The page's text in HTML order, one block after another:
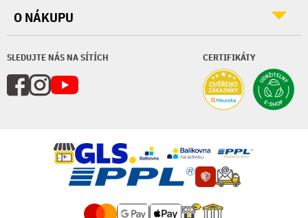
SLEDUJTE NÁS NA SÍTÍCH CERTIFIKÁTY
O NÁKUPU